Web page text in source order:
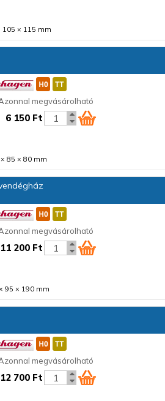
Rakomány, konténer
Raktárépület
Sorompó
Személyautók
Teherautók
Templom, kápolna
Villanymozdony
Vízdaru, szenelő, homokoló
105 × 115 mm
megvásárolható
6 150 Ft
85 × 80 mm
megvásárolható
11 200 Ft
95 × 190 mm
megvásárolható
12 700 Ft